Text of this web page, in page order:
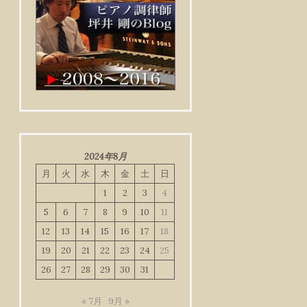
2024年8月
月
火 水 木 金 土
日
1
2 3
4
5
6 7 8 9 10
11
12
13 14 15 16 17
18
19
20 21 22 23 24
25
26
27 28 29 30 31
« 7月 9月 »